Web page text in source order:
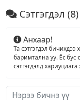
Сэтгэгдэл (8)
Анхаар!
Та сэтгэгдэл бичихдээ
баримтална уу. Ёс бус
сэтгэгдэлд хариуцлага